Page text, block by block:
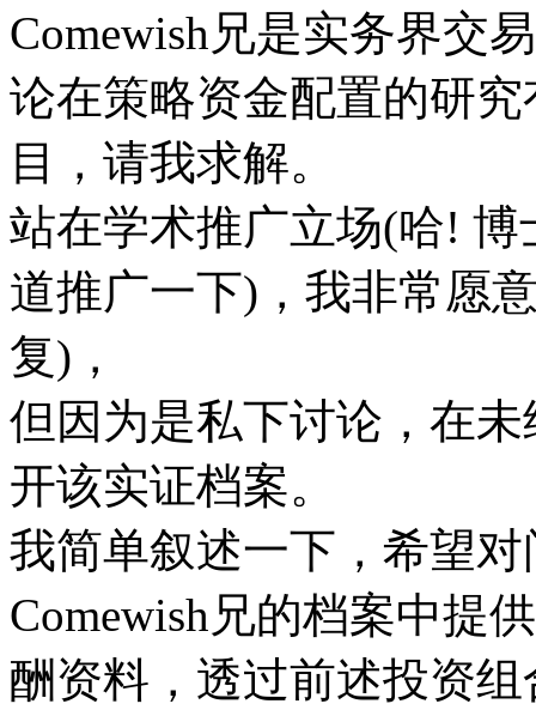
Comewish兄是实务界交
论在策略资金配置的研
目，请我求解。
站在学术推广立场(哈!
道推广一下)，我非常愿
复)，
但因为是私下讨论，在
开该实证档案。
我简单叙述一下，希望
Comewish兄的档案中提
酬资料，透过前述投资